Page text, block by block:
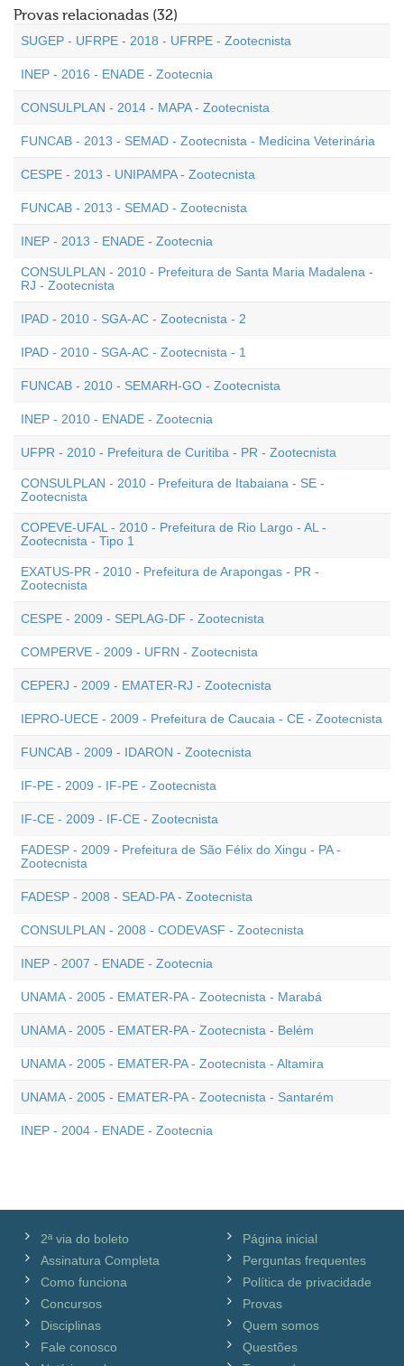
Provas relacionadas (32)
SUGEP - UFRPE - 2018 - UFRPE - Zootecnista
INEP - 2016 - ENADE - Zootecnia
CONSULPLAN - 2014 - MAPA - Zootecnista
FUNCAB - 2013 - SEMAD - Zootecnista - Medicina Veterinária
CESPE - 2013 - UNIPAMPA - Zootecnista
FUNCAB - 2013 - SEMAD - Zootecnista
INEP - 2013 - ENADE - Zootecnia
CONSULPLAN - 2010 - Prefeitura de Santa Maria Madalena -
RJ - Zootecnista
IPAD - 2010 - SGA-AC - Zootecnista - 2
IPAD - 2010 - SGA-AC - Zootecnista - 1
FUNCAB - 2010 - SEMARH-GO - Zootecnista
INEP - 2010 - ENADE - Zootecnia
UFPR - 2010 - Prefeitura de Curitiba - PR - Zootecnista
CONSULPLAN - 2010 - Prefeitura de Itabaiana - SE -
Zootecnista
COPEVE-UFAL - 2010 - Prefeitura de Rio Largo - AL -
Zootecnista - Tipo 1
EXATUS-PR - 2010 - Prefeitura de Arapongas - PR -
Zootecnista
CESPE - 2009 - SEPLAG-DF - Zootecnista
COMPERVE - 2009 - UFRN - Zootecnista
CEPERJ - 2009 - EMATER-RJ - Zootecnista
IEPRO-UECE - 2009 - Prefeitura de Caucaia - CE - Zootecnista
FUNCAB - 2009 - IDARON - Zootecnista
IF-PE - 2009 - IF-PE - Zootecnista
IF-CE - 2009 - IF-CE - Zootecnista
FADESP - 2009 - Prefeitura de São Félix do Xingu - PA -
Zootecnista
FADESP - 2008 - SEAD-PA - Zootecnista
CONSULPLAN - 2008 - CODEVASF - Zootecnista
INEP - 2007 - ENADE - Zootecnia
UNAMA - 2005 - EMATER-PA - Zootecnista - Marabá
UNAMA - 2005 - EMATER-PA - Zootecnista - Belém
UNAMA - 2005 - EMATER-PA - Zootecnista - Altamira
UNAMA - 2005 - EMATER-PA - Zootecnista - Santarém
INEP - 2004 - ENADE - Zootecnia
2ª via do boleto
Assinatura Completa
Como funciona
Concursos
Disciplinas
Fale conosco
Página inicial
Perguntas frequentes
Política de privacidade
Provas
Quem somos
Questões